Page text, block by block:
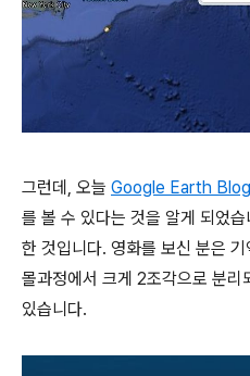
그런데, 오늘 Google Earth Blog
를 볼 수 있다는 것을 알게 되었
한 것입니다. 영화를 보신 분은
몰과정에서 크게 2조각으로 분리
있습니다.